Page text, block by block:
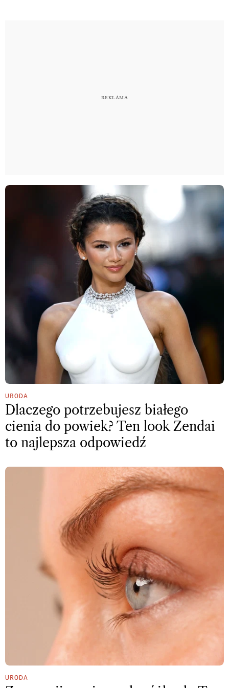
URODA
Dlaczego potrzebujesz białego
cienia do powiek? Ten look Zendai
to najlepsza odpowiedź
URODA